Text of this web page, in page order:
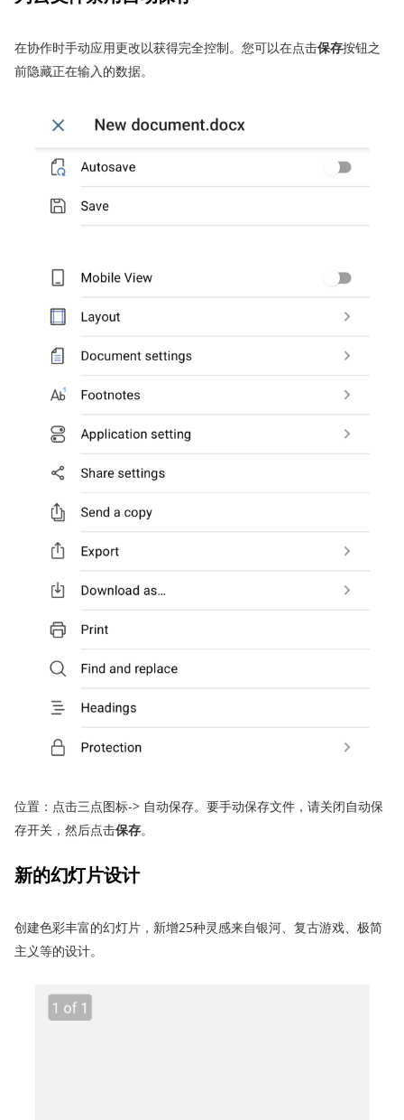
在协作时手动应用更改以获得完全控制。您可以在点击保存按钮之
前隐藏正在输入的数据。
位置：点击三点图标-> 自动保存。要手动保存文件，请关闭自动保
存开关，然后点击保存。
新的幻灯片设计
创建色彩丰富的幻灯片，新增25种灵感来自银河、复古游戏、极简
主义等的设计。